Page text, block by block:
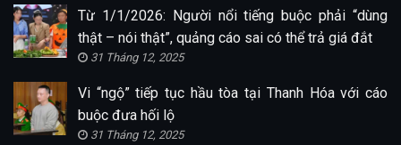
Từ 1/1/2026: Người nổi tiếng buộc phải “dùng
thật – nói thật”, quảng cáo sai có thể trả giá đắt
31 Tháng 12, 2025
Vi “ngộ” tiếp tục hầu tòa tại Thanh Hóa với cáo
buộc đưa hối lộ
31 Tháng 12, 2025